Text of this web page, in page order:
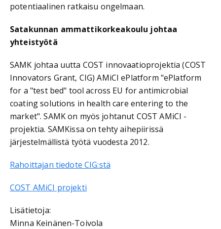
potentiaalinen ratkaisu ongelmaan.
Satakunnan ammattikorkeakoulu johtaa
yhteistyötä
SAMK johtaa uutta COST innovaatioprojektia (COST
Innovators Grant, CIG) AMiCI ePlatform "ePlatform
for a "test bed" tool across EU for antimicrobial
coating solutions in health care entering to the
market". SAMK on myös johtanut COST AMiCI -
projektia. SAMKissa on tehty aihepiirissä
järjestelmällistä työtä vuodesta 2012.
Rahoittajan tiedote CIG:stä
COST AMiCI projekti
Lisätietoja:
Minna Keinänen-Toivola